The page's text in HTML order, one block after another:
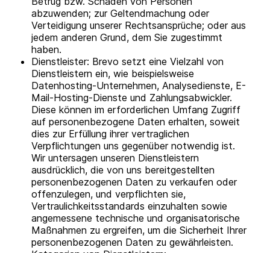
abzuwenden; zur Geltendmachung oder
Verteidigung unserer Rechtsansprüche; oder aus
jedem anderen Grund, dem Sie zugestimmt
haben.
Dienstleister: Brevo setzt eine Vielzahl von
Dienstleistern ein, wie beispielsweise
Datenhosting-Unternehmen, Analysedienste, E-
Mail-Hosting-Dienste und Zahlungsabwickler.
Diese können im erforderlichen Umfang Zugriff
auf personenbezogene Daten erhalten, soweit
dies zur Erfüllung ihrer vertraglichen
Verpflichtungen uns gegenüber notwendig ist.
Wir untersagen unseren Dienstleistern
ausdrücklich, die von uns bereitgestellten
personenbezogenen Daten zu verkaufen oder
offenzulegen, und verpflichten sie,
Vertraulichkeitsstandards einzuhalten sowie
angemessene technische und organisatorische
Maßnahmen zu ergreifen, um die Sicherheit Ihrer
personenbezogenen Daten zu gewährleisten.